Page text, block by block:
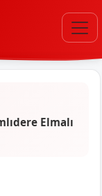
Elmalı